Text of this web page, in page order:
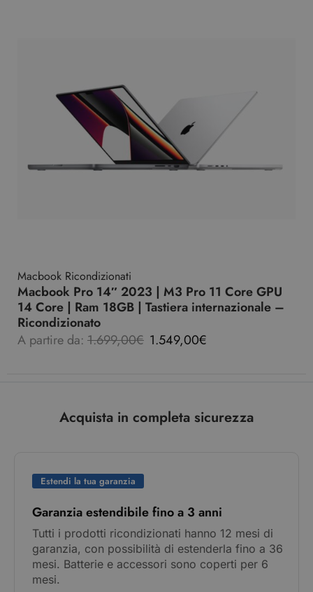
Macbook Ricondizionati
Macbook Pro 14″ 2023 | M3 Pro 11 Core GPU
14 Core | Ram 18GB | Tastiera internazionale –
Ricondizionato
A partire da: 1.699,00€ 1.549,00€
Acquista in completa sicurezza
Estendi la tua garanzia
Garanzia estendibile fino a 3 anni
Tutti i prodotti ricondizionati hanno 12 mesi di
garanzia, con possibilità di estenderla fino a 36
mesi. Batterie e accessori sono coperti per 6
mesi.